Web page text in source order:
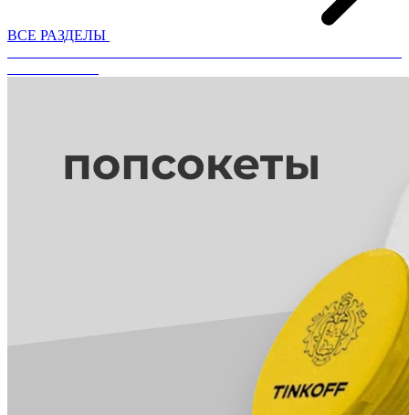
ВСЕ РАЗДЕЛЫ